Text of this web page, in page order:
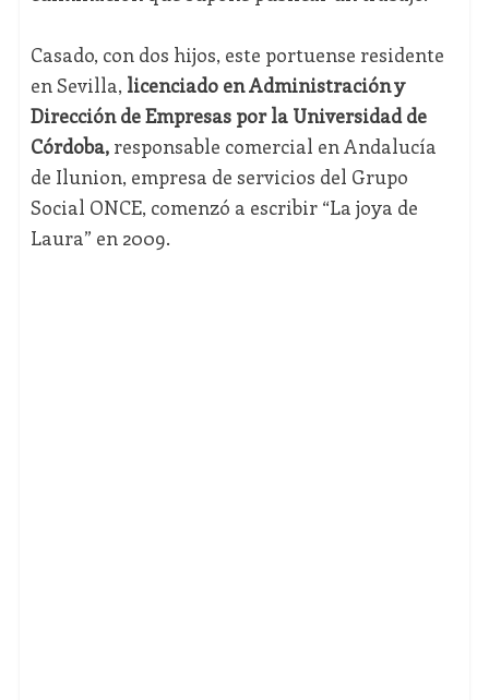
Casado, con dos hijos, este portuense residente
en Sevilla, licenciado en Administración y
Dirección de Empresas por la Universidad de
Córdoba, responsable comercial en Andalucía
de Ilunion, empresa de servicios del Grupo
Social ONCE, comenzó a escribir “La joya de
Laura” en 2009.